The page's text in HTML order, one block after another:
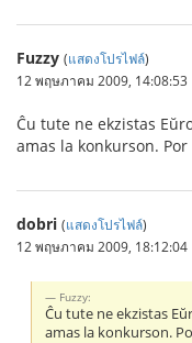
Fuzzy (แสดงโปรไฟล์)
12 พฤษภาคม 2009, 14:08:53
Ĉu tute ne ekzistas
amas la konkurson.
dobri (แสดงโปรไฟล์)
12 พฤษภาคม 2009, 18:12:04
Fuzzy:
Ĉu tute ne ekzistas
amas la konkurson.